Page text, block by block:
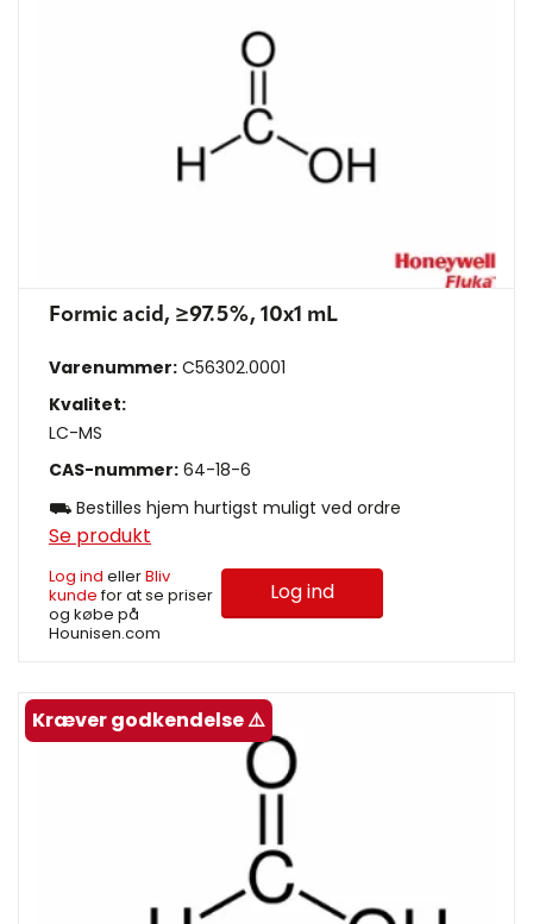
Formic acid, ≥97.5%, 10x1 mL
Varenummer: C56302.0001
Kvalitet:
LC-MS
CAS-nummer: 64-18-6
⛟ Bestilles hjem hurtigst muligt ved ordre
Se produkt
Log ind ellerBliv
kundefor at se priser
og købe på
Hounisen.com
Log ind
Kræver godkendelse ⚠️